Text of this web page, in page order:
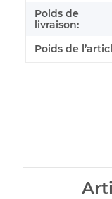
Poids de
livraison:
Poids de